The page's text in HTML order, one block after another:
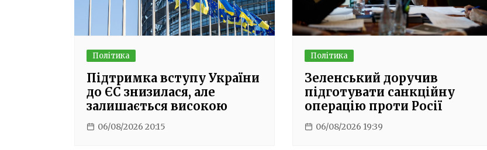
Політика
Підтримка вступу України
до ЄС знизилася, але
залишається високою
06/08/2026 20:15
Політика
Зеленський доручив
підготувати санкційну
операцію проти Росії
06/08/2026 19:39